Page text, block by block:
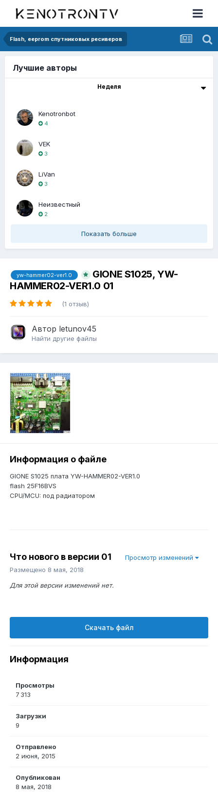
Flash, eeprom спутниковых ресиверов
Лучшие авторы
Неделя
Kenotronbot
4
VEK
3
LiVan
3
Неизвестный
2
Показать больше
yw-hammer02-ver1.0
GIONE S1025, YW-
HAMMER02-VER1.0 01
(1 отзыв)
Автор letunov45
Найти другие файлы
Информация о файле
GIONE S1025 плата YW-HAMMER02-VER1.0
flash 25F16BVS
CPU/MCU: под радиатором
Что нового в версии 01
Просмотр изменений
Размещено 8 мая, 2018
Для этой версии изменений нет.
Скачать файл
Информация
Просмотры
7 313
Загрузки
9
Отправлено
2 июня, 2015
Опубликован
8 мая, 2018